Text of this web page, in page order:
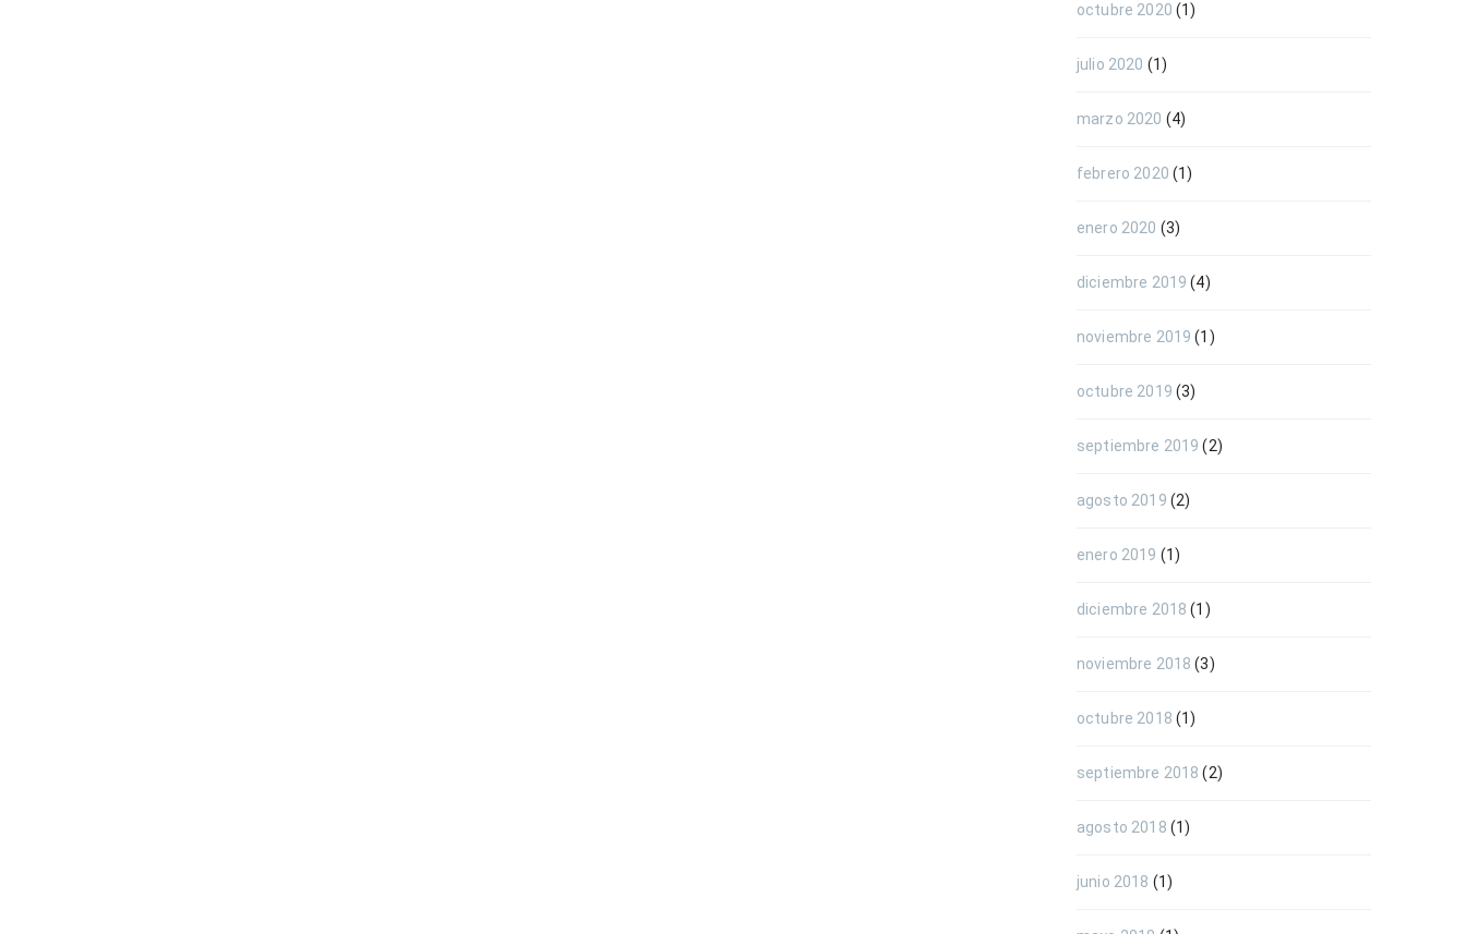
octubre 2020 (1)
julio 2020 (1)
marzo 2020 (4)
febrero 2020 (1)
enero 2020 (3)
diciembre 2019 (4)
noviembre 2019 (1)
octubre 2019 (3)
septiembre 2019 (2)
agosto 2019 (2)
enero 2019 (1)
diciembre 2018 (1)
noviembre 2018 (3)
octubre 2018 (1)
septiembre 2018 (2)
agosto 2018 (1)
junio 2018 (1)